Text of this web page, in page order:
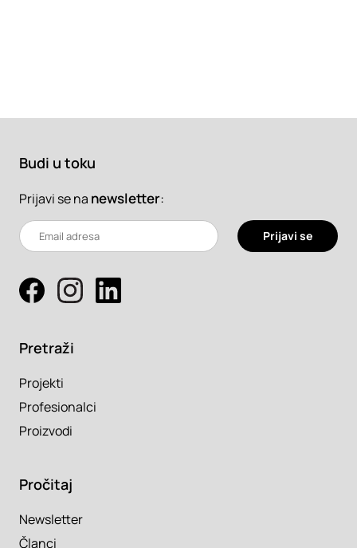
Budi u toku
Prijavi se na newsletter:
Prijavi se
Pretraži
Projekti
Profesionalci
Proizvodi
Pročitaj
Newsletter
Članci